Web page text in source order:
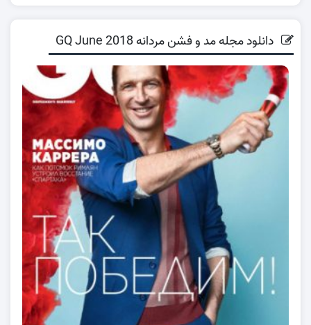
دانلود مجله مد و فشن مردانه GQ June 2018